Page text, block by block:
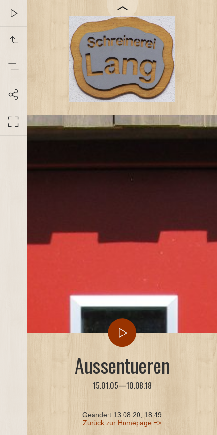
Aussentueren
15.01.05—10.08.18
Geändert 13.08.20, 18:49
Zurück zur Homepage =>